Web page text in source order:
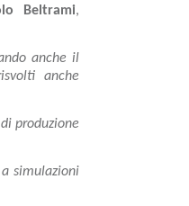
Beltrami,
anche il
anche
produzione
simulazioni